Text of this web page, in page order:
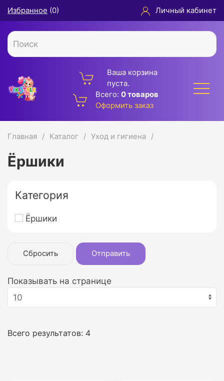
Избранное (0) Личный кабинет
Ваша корзина
пуста.
Всего: 0 товаров
Оформить заказ
Главная Каталог Уход и гигиена
Ёршики
Категория
Ёршики
Сбросить Отправить
Показывать на странице
Всего результатов: 4